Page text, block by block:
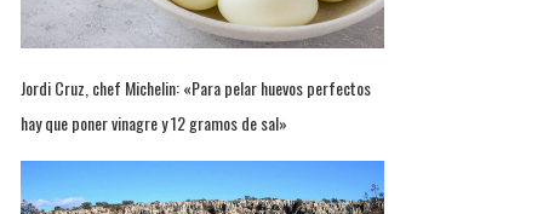
Jordi Cruz, chef Michelin: «Para pelar huevos perfectos
hay que poner vinagre y 12 gramos de sal»